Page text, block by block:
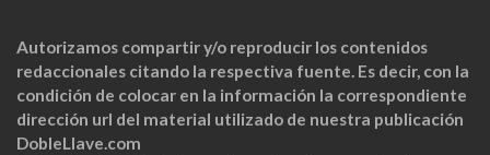
Autorizamos compartir y/o reproducir los contenidos
redaccionales citando la respectiva fuente. Es decir, con la
condición de colocar en la información la correspondiente
dirección url del material utilizado de nuestra publicación
DobleLlave.com